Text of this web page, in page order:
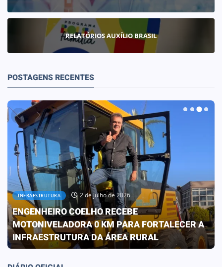
RELATÓRIOS AUXÍLIO BRASIL
POSTAGENS RECENTES
OBRAS 30 de junho de 2026
PREFEITURA CONCLUI OBRA QUE
TRANSFORMA A REALIDADE DA ESCOLA ELIZA
FRANCO DE OLIVEIRA